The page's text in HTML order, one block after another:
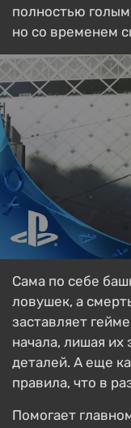
полностью
но со временем
Сама по себе
ловушек, а
заставляет
начала, лишая их
деталей. А еще
правила, что в
Помогает